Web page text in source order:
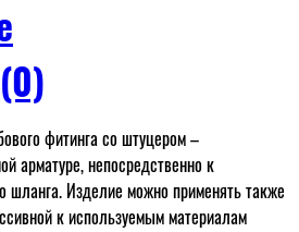
фитинга со штуцером –
арматуре, непосредственно к
шланга. Изделие можно применять также
к используемым материалам